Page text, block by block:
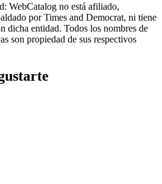
WebCatalog no está afiliado,
por Times and Democrat, ni tiene
dicha entidad. Todos los nombres de
son propiedad de sus respectivos